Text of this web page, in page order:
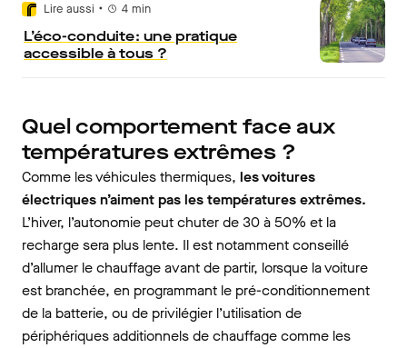
Lire aussi • 4 min
L’éco-conduite : une pratique
accessible à tous ?
Quel comportement face aux
températures extrêmes ?
Comme les véhicules thermiques, les voitures
électriques n’aiment pas les températures extrêmes.
L’hiver, l’autonomie peut chuter de 30 à 50% et la
recharge sera plus lente. Il est notamment conseillé
d’allumer le chauffage avant de partir, lorsque la voiture
est branchée, en programmant le pré-conditionnement
de la batterie, ou de privilégier l’utilisation de
périphériques additionnels de chauffage comme les